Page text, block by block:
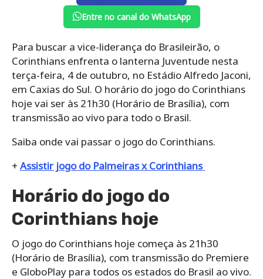
Entre no canal do WhatsApp
Para buscar a vice-liderança do Brasileirão, o
Corinthians enfrenta o lanterna Juventude nesta
terça-feira, 4 de outubro, no Estádio Alfredo Jaconi,
em Caxias do Sul. O horário do jogo do Corinthians
hoje vai ser às 21h30 (Horário de Brasília), com
transmissão ao vivo para todo o Brasil.
Saiba onde vai passar o jogo do Corinthians.
+ Assistir jogo do Palmeiras x Corinthians
Horário do jogo do
Corinthians hoje
O jogo do Corinthians hoje começa às 21h30
(Horário de Brasília), com transmissão do Premiere
e GloboPlay para todos os estados do Brasil ao vivo.